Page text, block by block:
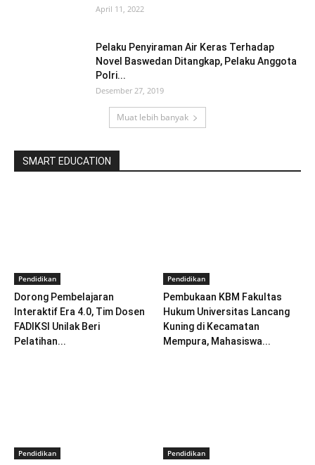
April 11, 2022
Pelaku Penyiraman Air Keras Terhadap
Novel Baswedan Ditangkap, Pelaku Anggota
Polri...
Desember 27, 2019
Muat lebih banyak
SMART EDUCATION
Pendidikan
Dorong Pembelajaran
Interaktif Era 4.0, Tim Dosen
FADIKSI Unilak Beri
Pelatihan...
Pendidikan
Pembukaan KBM Fakultas
Hukum Universitas Lancang
Kuning di Kecamatan
Mempura, Mahasiswa...
Pendidikan Pendidikan